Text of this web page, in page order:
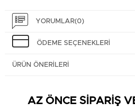
karşısında karmaşık duygular
genç, canavar avındayken,
bir değişim baş gösterir!
YORUMLAR(0)
ÖDEME SEÇENEKLERI
ÜRÜN ÖNERILERI
AZ ÖNCE SİPARİŞ